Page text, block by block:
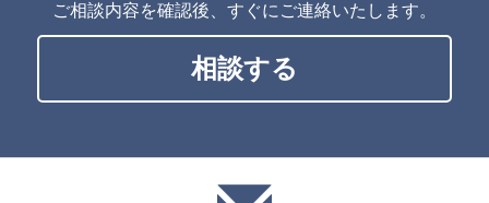
ご相談内容を確認後、すぐにご連絡いたします。
相談する